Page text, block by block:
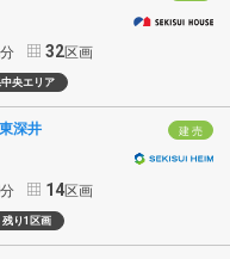
分 32区画
央エリア
建 売
深井
分 14区画
残り1区画